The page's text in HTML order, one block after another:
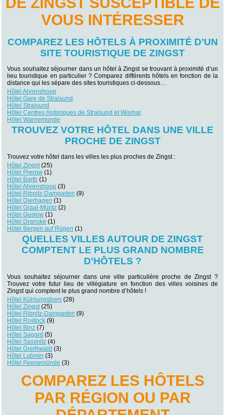
VOUS INTÉRESSER
COMPAREZ LES HÔTELS À PROXIMITÉ D’UN
SITE TOURISTIQUE DE ZINGST
Vous souhaitez séjourner dans un hôtel à Zingst se trouvant à proximité d’un
lieu touristique en particulier ? Comparez différents hôtels en fonction de la
distance qui les sépare des sites touristiques ci-dessous…
Hôtel Ahrenshoop
Hôtel Gare de Stralsund
Hôtel Stralsund
Hôtel Centres historiques de Stralsund et Wismar
Hôtel Warnemünde
TROUVEZ VOTRE HÔTEL DANS UNE VILLE
PROCHE DE ZINGST
Trouvez votre hôtel dans les villes les plus proches de Zingst :
Hôtel Zingst(25)
Hôtel Prerow (1)
Hôtel Barth (1)
Hôtel Ahrenshoop (3)
Hôtel Ribnitz-Damgarten (9)
Hôtel Dierhagen (1)
Hôtel Graal-Müritz (2)
Hôtel Gustow (1)
Hôtel Dranske (1)
Hôtel Bergen auf Rügen (1)
QUELLES VILLES AUTOUR DE ZINGST
COMPTENT LE PLUS GRAND NOMBRE
D'HÔTELS ?
Vous souhaitez séjourner dans une ville particulière proche de Zingst ?
Trouvez votre futur lieu de villégiature en fonction des villes voisines de
Zingst qui comptent le plus grand nombre d’hôtels !
Hôtel Kühlungsborn (28)
Hôtel Zingst(25)
Hôtel Ribnitz-Damgarten (9)
Hôtel Rostock (9)
Hôtel Binz (7)
Hôtel Sagard (5)
Hôtel Sassnitz (4)
Hôtel Greifswald (3)
Hôtel Lubmin (3)
Hôtel Peenemünde (3)
COMPAREZ LES HÔTELS
PAR RÉGION OU PAR